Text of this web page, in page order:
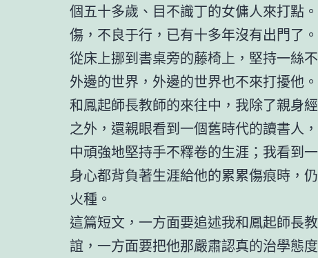
個五十多歲、目不識丁的女傭人來打點
傷，不良于行，已有十多年沒有出門了
從床上挪到書桌旁的藤椅上，堅持一絲
外邊的世界，外邊的世界也不來打擾他。
和鳳起師長教師的來往中，我除了親身
之外，還親眼看到一個舊時代的讀書人
中頑強地堅持手不釋卷的生涯；我看到
身心都背負著生涯給他的累累傷痕時，
火種。
這篇短文，一方面要追述我和鳳起師長
誼，一方面要把他那嚴肅認真的治學態